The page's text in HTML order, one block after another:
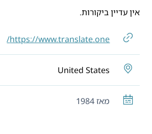
אין עדיין ביקורות.
https://www.translate.one/
United States
מאז 1984